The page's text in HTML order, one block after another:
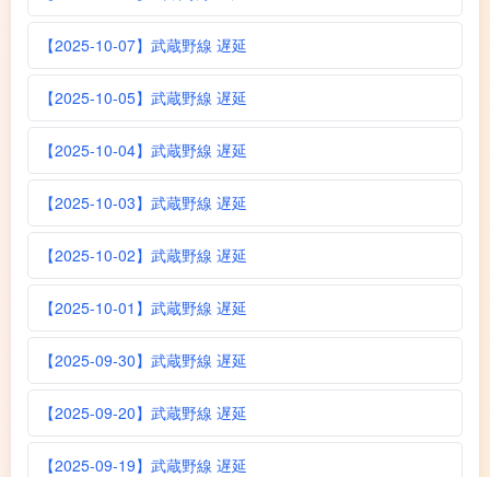
【2025-10-07】武蔵野線 遅延
【2025-10-05】武蔵野線 遅延
【2025-10-04】武蔵野線 遅延
【2025-10-03】武蔵野線 遅延
【2025-10-02】武蔵野線 遅延
【2025-10-01】武蔵野線 遅延
【2025-09-30】武蔵野線 遅延
【2025-09-20】武蔵野線 遅延
【2025-09-19】武蔵野線 遅延